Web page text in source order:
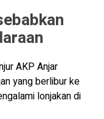
AKP Anjar
yang berlibur ke
lonjakan di